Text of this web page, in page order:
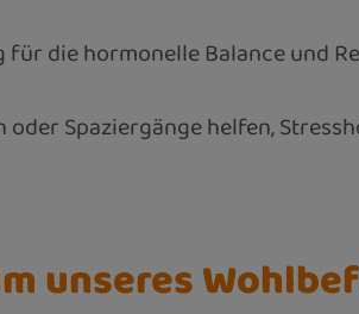
die hormonelle Balance und
Spaziergänge helfen,
unseres